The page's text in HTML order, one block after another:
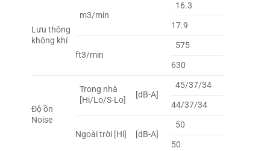
Lưu thông
không khí
m3/min
16.3
17.9
ft3/min
575
630
Độ ồn
Noise
Trong nhà
[Hi/Lo/S-Lo]
[dB-A]
45/37/34
44/37/34
Ngoài trời [Hi] [dB-A]
50
50